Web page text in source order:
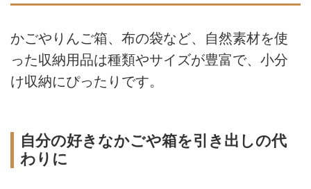
かごやりんご箱、布の袋など、自然素材を使
った収納用品は種類やサイズが豊富で、小分
け収納にぴったりです。
自分の好きなかごや箱を引き出しの代
わりに